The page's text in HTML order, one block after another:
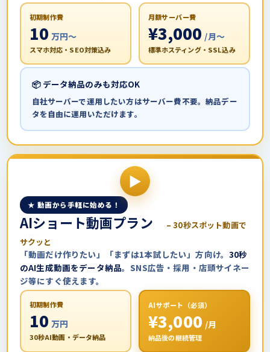
初期制作費
10 万円〜
スマホ対応・SEO対策込み
月額サーバー費
¥3,000 /月〜
標準ホスティング・SSL込み
📦 データ納品のみも対応OK
自社サーバーで運用したい方はサーバー費不要。納品デー
タを自由に運用いただけます。
★ 動画から手軽に始める！
AIショート動画プラン
– 30秒スポット動画で
サクッと
「動画だけ作りたい」「まずは1本試したい」方向け。30秒
のAI生成動画をデータ納品。SNS広告・採用・店頭サイネー
ジ等にすぐ使えます。
初期制作費
10 万円
30秒AI動画・データ納品
AIサポート（必須）
¥3,000 /月
納品後の継続管理